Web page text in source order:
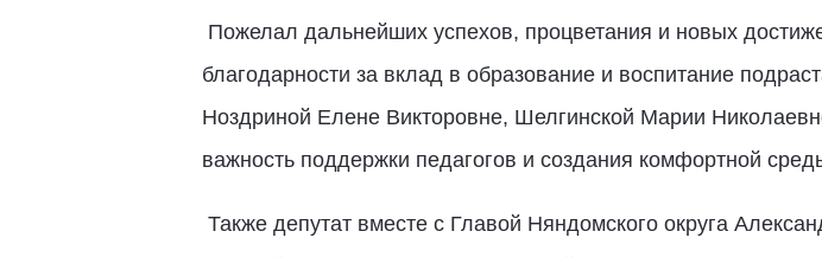
Пожелал дальнейших успехов, процветания и новых
благодарности за вклад в образование и воспитание
Ноздриной Елене Викторовне, Шелгинской Марии
важность поддержки педагогов и создания комфортной
Также депутат вместе с Главой Няндомского округа